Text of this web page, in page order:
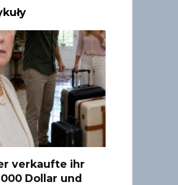
verkaufte ihr
Dollar und